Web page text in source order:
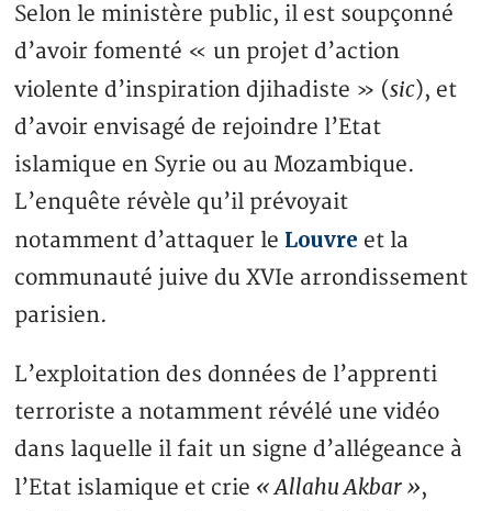
Selon le ministère public, il est soupçonné
d’avoir fomenté « un projet d’action
violente d’inspiration djihadiste » (sic), et
d’avoir envisagé de rejoindre l’Etat
islamique en Syrie ou au Mozambique.
L’enquête révèle qu’il prévoyait
notamment d’attaquer le Louvre et la
communauté juive du XVIe arrondissement
parisien.
L’exploitation des données de l’apprenti
terroriste a notamment révélé une vidéo
dans laquelle il fait un signe d’allégeance à
l’Etat islamique et crie « Allahu Akbar »,